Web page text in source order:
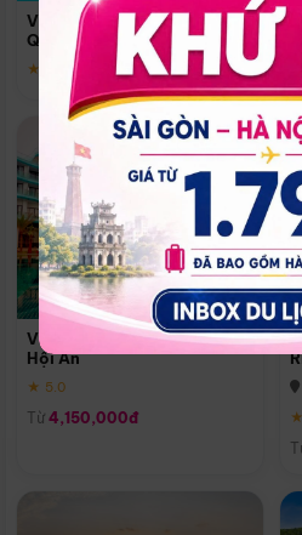
Vinpearl Resort & Spa Phu
Quoc
★ 5.0
Vinpearl Resort & Golf Nam
Hội An
★ 5.0
Từ 4,150,000đ